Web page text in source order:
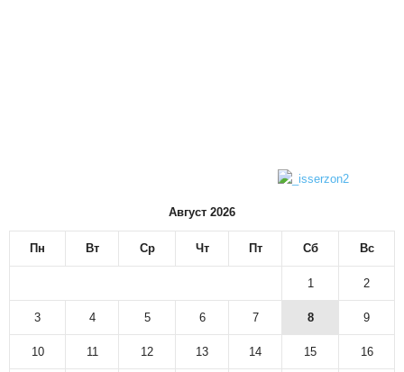
Август 2026
Пн Вт Ср Чт Пт Сб Вс
1 2
3 4 5 6 7 8 9
10 11 12 13 14 15 16